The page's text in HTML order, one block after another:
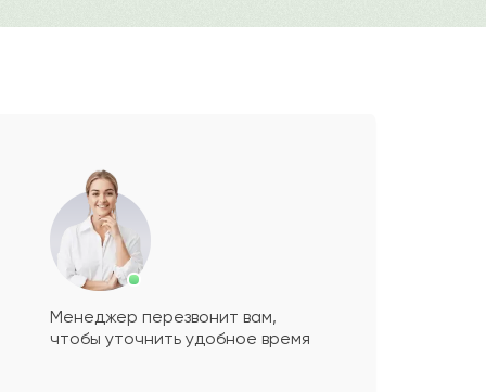
будет+?
Менеджер перезвонит вам,
чтобы уточнить удобное время